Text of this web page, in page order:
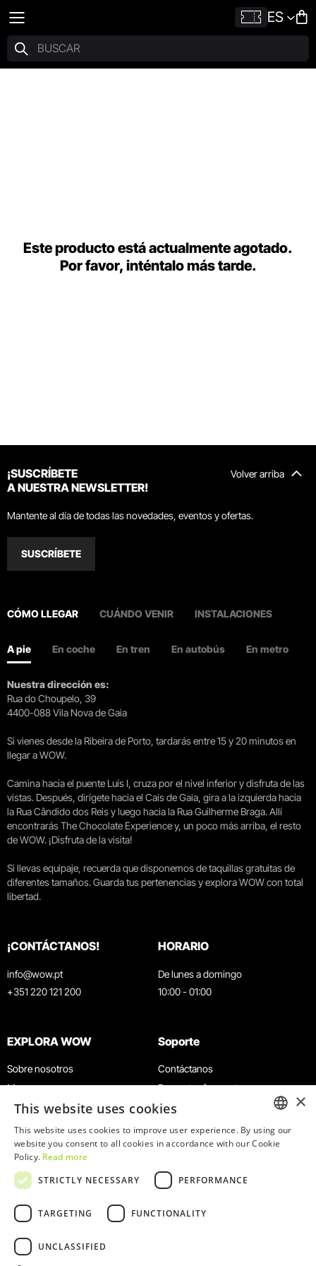
ES
Este producto está actualmente agotado.
Por favor, inténtalo más tarde.
Volver arriba
¡SUSCRÍBETE
A NUESTRA NEWSLETTER!
Mantente al día de todas las novedades, eventos y ofertas.
SUSCRÍBETE
CÓMO LLEGAR CUÁNDO VENIR INSTALACIONES
A pie En coche En tren En autobús En metro
Nuestra dirección es:
Rua do Choupelo, 39
4400-088 Vila Nova de Gaia
Si vienes desde la Ribeira de Porto, tardarás entre 15 y 20 minutos en
llegar a WOW.
Camina hacia el puente Luís I, cruza por el nivel inferior y disfruta de las
vistas. Después, dirígete hacia el Cais de Gaia, gira a la izquierda hacia
la Rua Cândido dos Reis y luego hacia la Rua Guilherme Braga. Allí
encontrarás The Chocolate Experience y, un poco más arriba, el resto
de WOW. ¡Disfruta de la visita!
Si llevas equipaje, recuerda que disponemos de taquillas gratuitas de
diferentes tamaños. Guarda tus pertenencias y explora WOW con total
libertad.
¡CONTÁCTANOS!
info@wow.pt
+351 220 121 200
HORARIO
De lunes a domingo
10:00 - 01:00
EXPLORA WOW
Sobre nosotros
Museos
Agenda
Noticias
Restaurantes
Tarjeta WOW
Grupos y eventos
Servicio educativo
Soporte
Contáctanos
Preguntas frecuentes
Términos y condiciones
Política de privacidad y cookies
Trabaja con nosotros
Libro de reclamaciones
ENGLISH
×
This website uses cookies
This website uses cookies to improve user experience. By using our
website you consent to all cookies in accordance with our Cookie
Policy. Read more
STRICTLY NECESSARY
PERFORMANCE
TARGETING FUNCTIONALITY
UNCLASSIFIED